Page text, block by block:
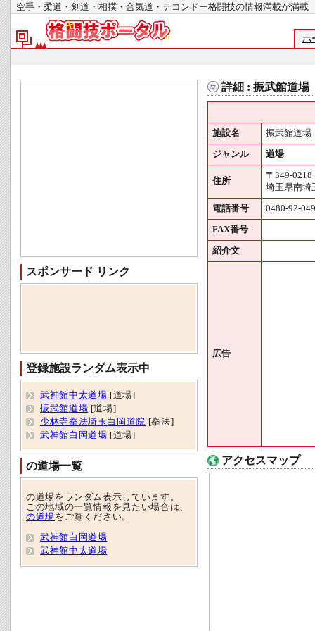
空手・柔道・剣道・相撲・合気道・テコンドー格闘技の情報満載が
ホ
詳細 : 振武館道場
施設名 振武館道場
ジャンル 道場
住所
〒349-0218
埼玉県南埼
電話番号 0480-92-
FAX番号
紹介文
広告
アクセスマップ
スポンサード リンク
登録施設ランダム表示中
武神館中太道場 [道場]
振武館道場 [道場]
少林寺拳法埼玉白岡道院 [拳法]
武神館白岡道場 [道場]
の道場一覧
の道場をランダム表示しています。
この地域の一覧情報を見たい場合は、
の道場をご覧ください。
武神館白岡道場
武神館中太道場